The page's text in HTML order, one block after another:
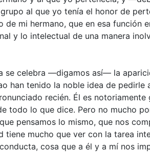
al que yo tenía el honor de
de mi hermano, que en esa función
y lo intelectual de una manera
se celebra —digamos así— la
han tenido la noble idea de pedirle
recién. Él es
todo lo que dice. Pero no mucho
pensamos lo mismo, que nos
tiene mucho que ver con la tarea
cosa que a él y a mí nos